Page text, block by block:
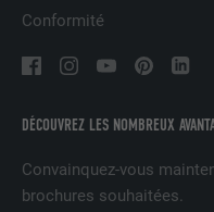
DÉCOUVREZ LES NOMBREUX
Convainquez-vous
brochures souhaitées.
Conformité
EXPIRATION
Est
UTILITÉ
nous